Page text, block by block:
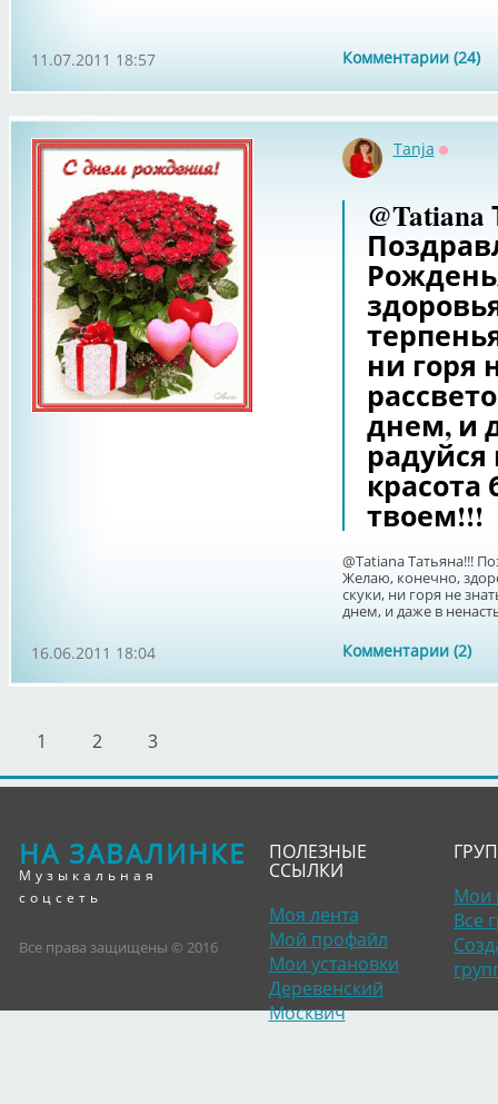
Комментарии (24)
11.07.2011 18:57
Tanja
ни горя
днем, и
радуйся
красота
твоем!!!
@Tatiana Татьяна!!!
Желаю, конечно,
скуки, ни горя не
днем, и даже в
Комментарии (2)
16.06.2011 18:04
1 2 3
НА ЗАВАЛИНКЕ
Музыкальная
соцсеть
Все права защищены © 2016
ПОЛЕЗНЫЕ
ССЫЛКИ
Моя лента
Мой профайл
Мои установки
Деревенский
Москвич
Мои
Все